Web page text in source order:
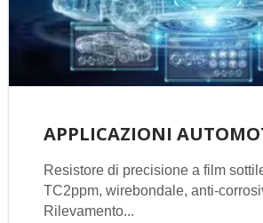
APPLICAZIONI
Resistore di precisione a film
TC2ppm, wirebondale, anti-
Rilevamento...